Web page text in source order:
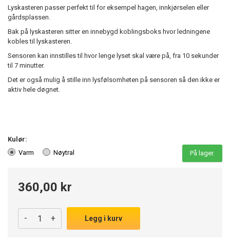
Lyskasteren passer perfekt til for eksempel hagen, innkjørselen eller
gårdsplassen.
Bak på lyskasteren sitter en innebygd koblingsboks hvor ledningene
kobles til lyskasteren.
Sensoren kan innstilles til hvor lenge lyset skal være på, fra 10 sekunder
til 7 minutter.
Det er også mulig å stille inn lysfølsomheten på sensoren så den ikke er
aktiv hele døgnet.
Kulør:
Varm
Nøytral På lager.
360,00 kr
- + Legg i kurv